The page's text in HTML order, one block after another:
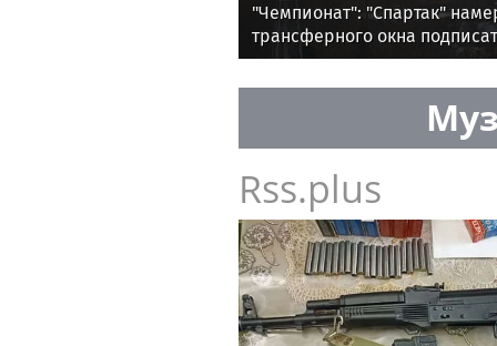
"Чемпионат": "Спартак"
трансферного окна
Rss.plus